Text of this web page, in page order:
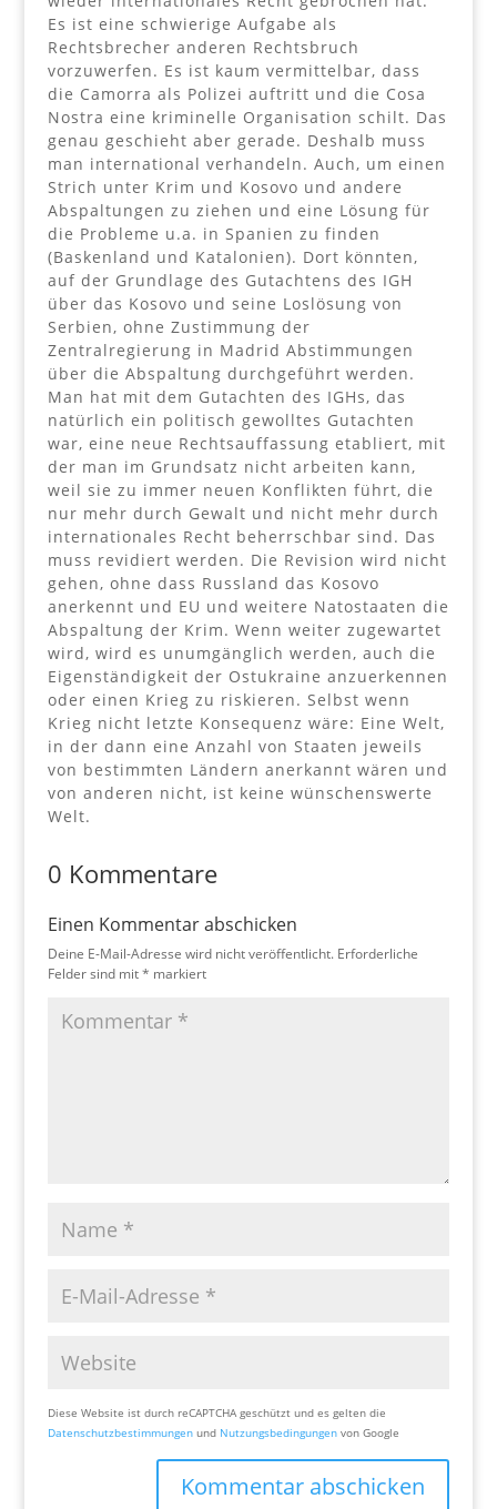
Es ist eine schwierige Aufgabe als
Rechtsbrecher anderen Rechtsbruch
vorzuwerfen. Es ist kaum vermittelbar, dass
die Camorra als Polizei auftritt und die Cosa
Nostra eine kriminelle Organisation schilt. Das
genau geschieht aber gerade. Deshalb muss
man international verhandeln. Auch, um einen
Strich unter Krim und Kosovo und andere
Abspaltungen zu ziehen und eine Lösung für
die Probleme u.a. in Spanien zu finden
(Baskenland und Katalonien). Dort könnten,
auf der Grundlage des Gutachtens des IGH
über das Kosovo und seine Loslösung von
Serbien, ohne Zustimmung der
Zentralregierung in Madrid Abstimmungen
über die Abspaltung durchgeführt werden.
Man hat mit dem Gutachten des IGHs, das
natürlich ein politisch gewolltes Gutachten
war, eine neue Rechtsauffassung etabliert, mit
der man im Grundsatz nicht arbeiten kann,
weil sie zu immer neuen Konflikten führt, die
nur mehr durch Gewalt und nicht mehr durch
internationales Recht beherrschbar sind. Das
muss revidiert werden. Die Revision wird nicht
gehen, ohne dass Russland das Kosovo
anerkennt und EU und weitere Natostaaten die
Abspaltung der Krim. Wenn weiter zugewartet
wird, wird es unumgänglich werden, auch die
Eigenständigkeit der Ostukraine anzuerkennen
oder einen Krieg zu riskieren. Selbst wenn
Krieg nicht letzte Konsequenz wäre: Eine Welt,
in der dann eine Anzahl von Staaten jeweils
von bestimmten Ländern anerkannt wären und
von anderen nicht, ist keine wünschenswerte
Welt.
0 Kommentare
Einen Kommentar abschicken
Deine E-Mail-Adresse wird nicht veröffentlicht. Erforderliche
Felder sind mit* markiert
Diese Website ist durch reCAPTCHA geschützt und es gelten die
Datenschutzbestimmungenund Nutzungsbedingungenvon Google
Kommentar abschicken